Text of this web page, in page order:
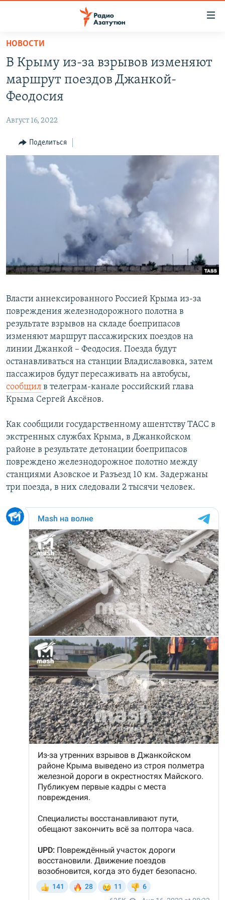
Перейти
основному
содержанию
Перейти
основной
навигации
Перейти
поиску
НОВОСТИ
ПОЛИТИКА
ЭКОНОМИКА
РЕГИОН
НАГОРНЫЙ КАРАБАХ
English
Все сайты Радио Азатутюн
НОВОСТИ
В Крыму из-за взрывов изменяют
маршрут поездов Джанкой-
Феодосия
Август 16, 2022
Поделиться
Власти аннексированного Россией Крыма из-за
повреждения железнодорожного полотна в
результате взрывов на складе боеприпасов
изменяют маршрут пассажирских поездов на
линии Джанкой – Феодосия. Поезда будут
останавливаться на станции Владиславовка, затем
пассажиров будут пересаживать на автобусы,
сообщил в телеграм-канале российский глава
Крыма Сергей Аксёнов.
Как сообщили государственному ашентству ТАСС в
экстренных службах Крыма, в Джанкойском
районе в результате детонации боеприпасов
повреждено железнодорожное полотно между
станциями Азовское и Разъезд 10 км. Задержаны
три поезда, в них следовали 2 тысячи человек.